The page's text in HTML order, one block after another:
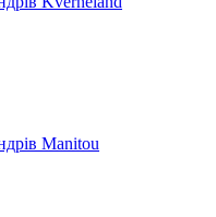
Manitou